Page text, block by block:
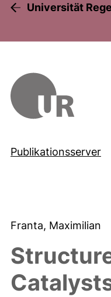
Universität
Publikationsserver
Franta, Maximilian